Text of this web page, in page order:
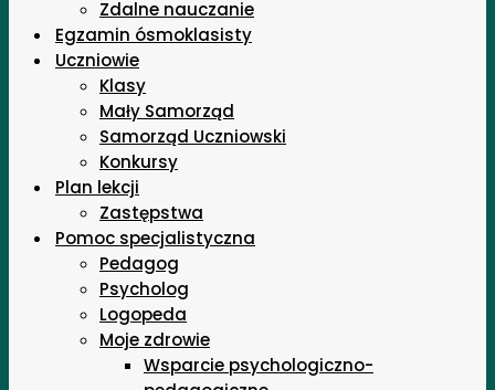
Zdalne nauczanie
Egzamin ósmoklasisty
Uczniowie
Klasy
Mały Samorząd
Samorząd Uczniowski
Konkursy
Plan lekcji
Zastępstwa
Pomoc specjalistyczna
Pedagog
Psycholog
Logopeda
Moje zdrowie
Wsparcie psychologiczno-